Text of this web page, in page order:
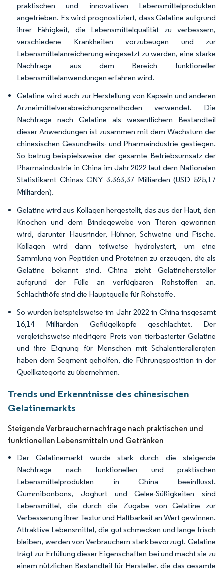
praktischen und innovativen Lebensmittelprodukten
angetrieben. Es wird prognostiziert, dass Gelatine aufgrund
ihrer Fähigkeit, die Lebensmittelqualität zu verbessern,
verschiedene Krankheiten vorzubeugen und zur
Lebensmittelanreicherung eingesetzt zu werden, eine starke
Nachfrage aus dem Bereich funktioneller
Lebensmittelanwendungen erfahren wird.
Gelatine wird auch zur Herstellung von Kapseln und anderen
Arzneimittelverabreichungsmethoden verwendet. Die
Nachfrage nach Gelatine als wesentlichem Bestandteil
dieser Anwendungen ist zusammen mit dem Wachstum der
chinesischen Gesundheits- und Pharmaindustrie gestiegen.
So betrug beispielsweise der gesamte Betriebsumsatz der
Pharmaindustrie in China im Jahr 2022 laut dem Nationalen
Statistikamt Chinas CNY 3.363,37 Milliarden (USD 525,17
Milliarden).
Gelatine wird aus Kollagen hergestellt, das aus der Haut, den
Knochen und dem Bindegewebe von Tieren gewonnen
wird, darunter Hausrinder, Hühner, Schweine und Fische.
Kollagen wird dann teilweise hydrolysiert, um eine
Sammlung von Peptiden und Proteinen zu erzeugen, die als
Gelatine bekannt sind. China zieht Gelatinehersteller
aufgrund der Fülle an verfügbaren Rohstoffen an.
Schlachthöfe sind die Hauptquelle für Rohstoffe.
So wurden beispielsweise im Jahr 2022 in China insgesamt
16,14 Milliarden Geflügelköpfe geschlachtet. Der
vergleichsweise niedrigere Preis von tierbasierter Gelatine
und ihre Eignung für Menschen mit Schalentierallergien
haben dem Segment geholfen, die Führungsposition in der
Quellkategorie zu übernehmen.
Trends und Erkenntnisse des chinesischen
Gelatinemarkts
Steigende Verbrauchernachfrage nach praktischen und
funktionellen Lebensmitteln und Getränken
Der Gelatinemarkt wurde stark durch die steigende
Nachfrage nach funktionellen und praktischen
Lebensmittelprodukten in China beeinflusst.
Gummibonbons, Joghurt und Gelee-Süßigkeiten sind
Lebensmittel, die durch die Zugabe von Gelatine zur
Verbesserung ihrer Textur und Haltbarkeit an Wert gewinnen.
Attraktive Lebensmittel, die gut schmecken und lange frisch
bleiben, werden von Verbrauchern stark bevorzugt. Gelatine
trägt zur Erfüllung dieser Eigenschaften bei und macht sie zu
einem nützlichen Bestandteil für Hersteller, die das gesamte